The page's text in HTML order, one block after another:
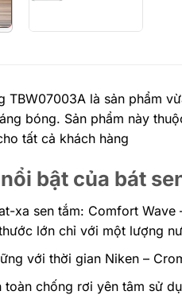
TBW07003A là sản phẩm
bóng. Sản phẩm này
tất cả khách hàng
bật của bát
xa sen tắm: Comfort
lớn chỉ với một lượng
với thời gian Niken –
toàn chống rơi yên tâm sử